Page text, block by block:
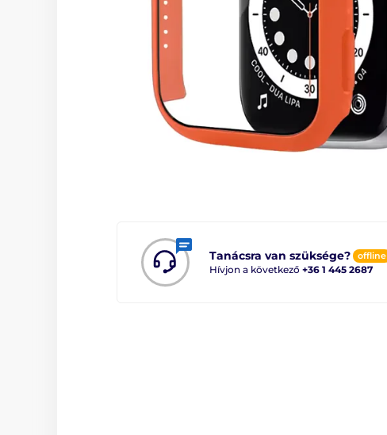
Tanácsra van szüksége? offline
Hívjon a következő +36 1 445 2687